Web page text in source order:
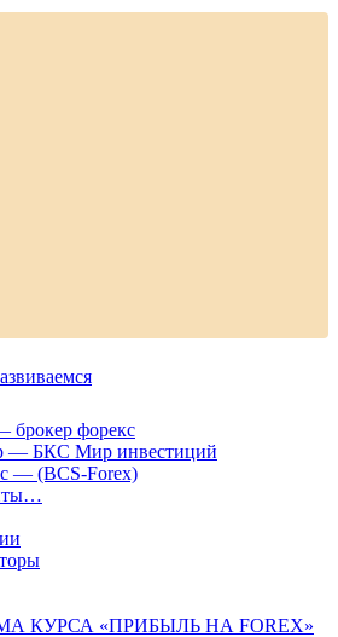
брокер форекс
— БКС Мир инвестиций
— (BCS-Forex)
КУРСА «ПРИБЫЛЬ НА FOREX»